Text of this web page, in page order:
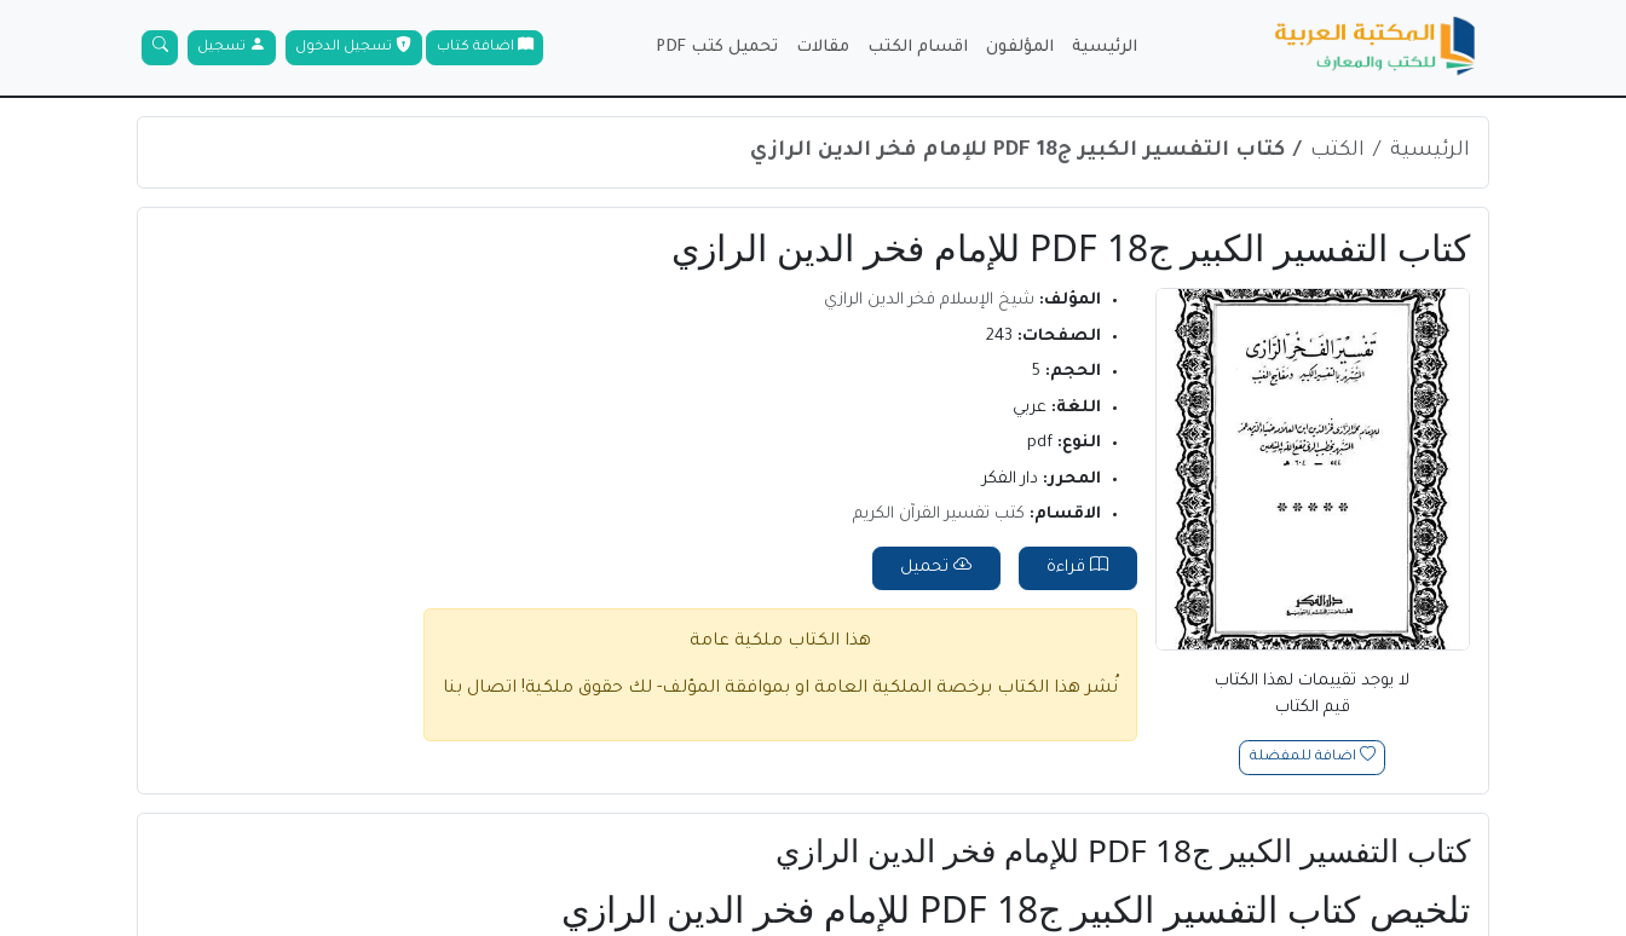
الرئيسية المؤلفون اقسام الكتب مقالات تحميل كتب PDF
الرئيسية الكتب كتاب التفسير الكبير ج18 PDF للإمام فخر الدين الرازي
كتاب التفسير الكبير ج18 PDF للإمام فخر الدين الرازي
لا يوجد تقييمات لهذا الكتاب
قيم الكتاب
اضافة للمفضلة
المؤلف: شيخ الإسلام فخر الدين الرازي
الصفحات:
الحجم:
اللغة: عربي
النوع: pdf
المحرر: دار الفكر
الاقسام: كتب تفسير القرآن الكريم
قراءة تحميل
هذا الكتاب ملكية عامة
نُشر هذا الكتاب برخصة الملكية العامة او بموافقة المؤلف- لك حقوق ملكية! اتصال بنا
كتاب التفسير الكبير ج18 PDF للإمام فخر الدين الرازي
تلخيص كتاب التفسير الكبير ج18 PDF للإمام فخر الدين الرازي